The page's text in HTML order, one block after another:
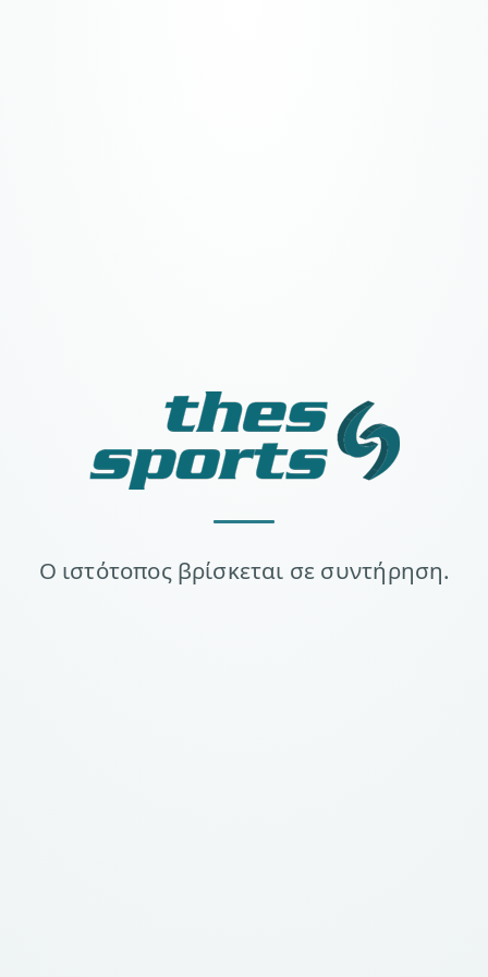
Ο ιστότοπος βρίσκεται σε συντήρηση.